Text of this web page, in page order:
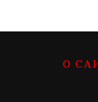
О